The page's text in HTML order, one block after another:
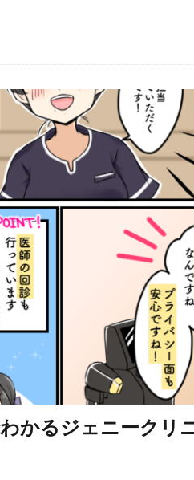
わかるジェニークリ